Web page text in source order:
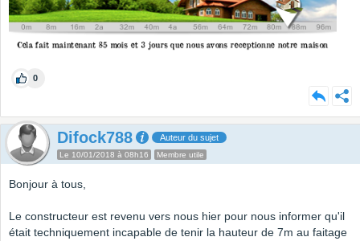
0
Difock788 Auteur du sujet
Le 10/01/2018 à 08h16 Membre utile
Bonjour à tous,
Le constructeur est revenu vers nous hier pour nous informer qu'il
était techniquement incapable de tenir la hauteur de 7m au faitage